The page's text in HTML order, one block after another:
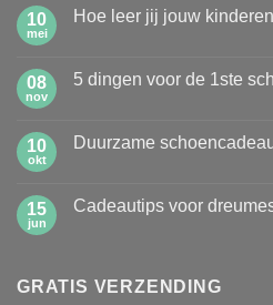
10
mei
Hoe leer jij jouw
Hoe
kinderen
zelf
08
nov
5 dingen voor de 1ste
5
1ste
schooldag
10
okt
Duurzame
Duurzame
15
jun
Cadeautips voor
voor
GRATIS VERZENDING